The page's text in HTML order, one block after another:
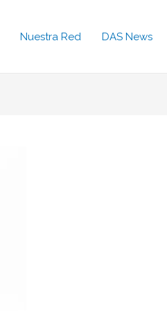
Nuestra Red DAS News